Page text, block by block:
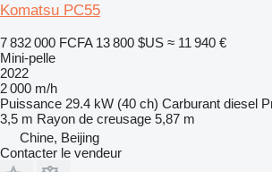
Komatsu PC55
7 832 000 FCFA 13 800 $US ≈ 11 940 €
Mini-pelle
2022
2 000 m/h
Puissance 29.4 kW (40 ch) Carburant diesel
3,5 m Rayon de creusage 5,87 m
Chine, Beijing
Contacter le vendeur